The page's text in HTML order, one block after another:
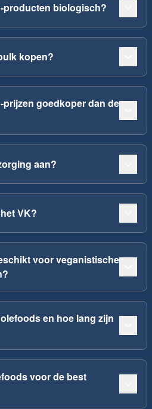
producten biologisch?
kopen?
goedkoper dan de
aan?
VK?
voor veganistische
en hoe lang zijn
voor de best